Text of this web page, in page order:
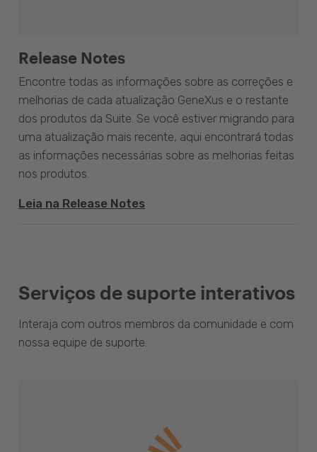
Release Notes
Encontre todas as informações sobre as correções e
melhorias de cada atualização GeneXus e o restante
dos produtos da Suite. Se você estiver migrando para
uma atualização mais recente, aqui encontrará todas
as informações necessárias sobre as melhorias feitas
nos produtos.
Leia na Release Notes
Serviços de suporte interativos
Interaja com outros membros da comunidade e com
nossa equipe de suporte.